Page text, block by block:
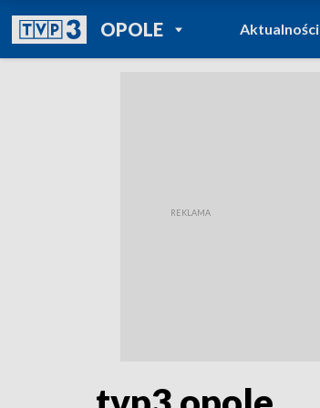
OPOLEPOWRÓT DO
TVP REGIONY
Aktualności